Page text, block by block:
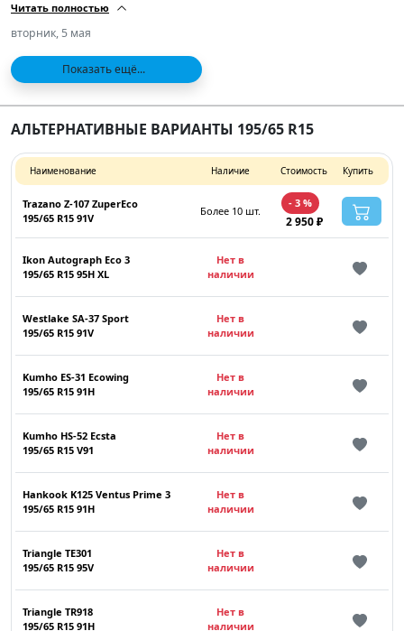
Читать полностью
вторник, 5 мая
Показать ещё...
АЛЬТЕРНАТИВНЫЕ ВАРИАНТЫ 195/65 R15
Наименование Наличие Стоимость Купить
Trazano Z-107 ZuperEco
195/65 R15 91V
Более 10 шт.
- 3 %
2 950 ₽
Ikon Autograph Eco 3
195/65 R15 95H XL
Нет в
наличии
Westlake SA-37 Sport
195/65 R15 91V
Нет в
наличии
Kumho ES-31 Ecowing
195/65 R15 91H
Нет в
наличии
Kumho HS-52 Ecsta
195/65 R15 V91
Нет в
наличии
Hankook K125 Ventus Prime 3
195/65 R15 91H
Нет в
наличии
Triangle TE301
195/65 R15 95V
Нет в
наличии
Triangle TR918
195/65 R15 91H
Нет в
наличии